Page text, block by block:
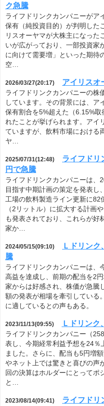
ク急騰
ライフドリンクカンパニーがア
保有（純投資目的）が判明した
リスオーヤマが大株主になった
いが広がっており、一部投資家
に向けて需要増」といった期待
空…
2026/03/27(20:17) アイリスオ
ライフドリンクカンパニーの株
しています。その背景には、ア
保有割合を5%超えた（6.15%
れたことが挙げられます。アイ
ていますが、飲料市場における
ヤ…
2025/07/31(12:48)
ライフドリ
円で急騰
ライフドリンクカンパニーは、
目指す中期計画の策定を発表し
工場の飲料製造ライン更新に82
（2リットル）に拡大する計画
も発表されており、これらが好
家か…
2024/05/15(09:10)
Ｌドリン
騰
ライフドリンクカンパニーは、
高益を達成し、前期の配当を2
家からは好感され、株価が急騰
額の発表が相場を牽引している
に適しているとの声もある。
2023/11/13(09:55) Ｌドリンク
ライフドリンクカンパニー（
表し、今期経常利益予想を24％
ました。さらに、配当も5円増
やネット上では驚きと喜びの声
回の決算はホルダーにとってポ
と…
2023/08/14(09:41)
ライフドリ